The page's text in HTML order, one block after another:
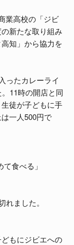
業高校の「ジビ
新たな取り組み
知」から協力を
ったカレーライ
11時の開店と同
徒が子どもに手
一人500円で
食べる」
ました。
もにジビエへの